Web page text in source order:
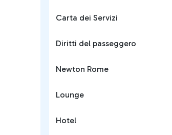
Carta dei Servizi
Diritti del passeggero
Newton Rome
Lounge
Hotel